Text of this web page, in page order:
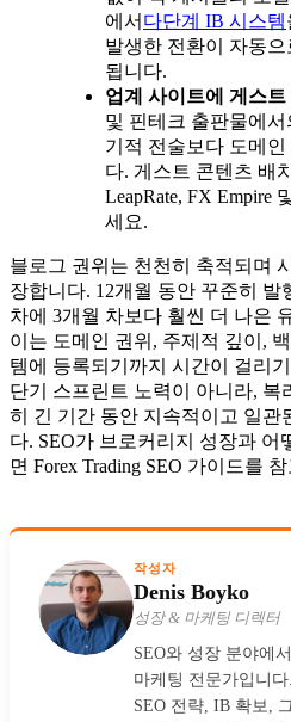
에서 다단계 IB 시스템
발생한 전환이 자동
됩니다.
업계 사이트에 게스트
및 핀테크 출판물에
기적 전술보다 도메
다. 게스트 콘텐츠 배
LeapRate, FX Empire
세요.
블로그 권위는 천천히 축적되며
장합니다. 12개월 동안 꾸준히 발
차에 3개월 차보다 훨씬 더 나은
이는 도메인 권위, 주제적 깊이,
템에 등록되기까지 시간이 걸리
단기 스프린트 노력이 아니라, 복
히 긴 기간 동안 지속적이고 일관
다. SEO가 브로커리지 성장과 어
면 Forex Trading SEO 가이드를
작성자
Denis Boyko
성장 & 마케팅 디렉터
SEO와 성장 분야에
마케팅 전문가입니
SEO 전략, IB 확보,